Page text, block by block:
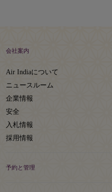
会社案内
Air Indiaについて
ニュースルーム
企業情報
安全
入札情報
採用情報
予約と管理